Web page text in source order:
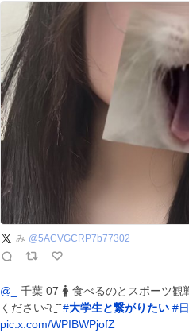
み @5ACVGCRP7b77302
@_
千葉 07 🚺 食べるのとスポーツ
くださいᵕ᷄≀ ̠˘᷅#大学生と繋がりたい #
pic.x.com/WPIBWPjofZ